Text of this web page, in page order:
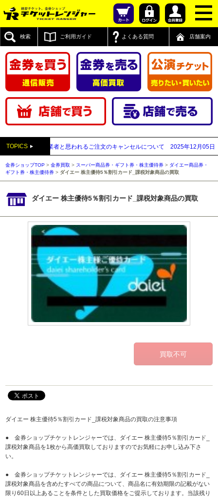
検索 ご利用ガイド よくある質問 店舗案内
TOPICS
払い買取業者と思われるご注文のキャンセルについて 2025年12月05日 【
金券ショップTOP >金券買取 > スーパー商品券・ギフト券・株主優待券 > ダイエー商品券・
ギフト券・株主優待券 > ダイエー 株主優待5％割引カード_課税対象商品の買取
ダイエー 株主優待5％割引カード_課税対象商品の買取
ダイエー 株主優待5％割引カード_課税対象商品の買取の注意事項
● 金券ショップチケットレンジャーでは、ダイエー 株主優待5％割引カード_
課税対象商品を1枚から高価買取しておりますのでお気軽にお申し込み下さ
い。
● 金券ショップチケットレンジャーでは、ダイエー 株主優待5％割引カード_
課税対象商品を含めたすべての商品について、商品名に有効期限の記載がない
限り60日以上あることを条件とした買取価格をご提示しております。当該残り